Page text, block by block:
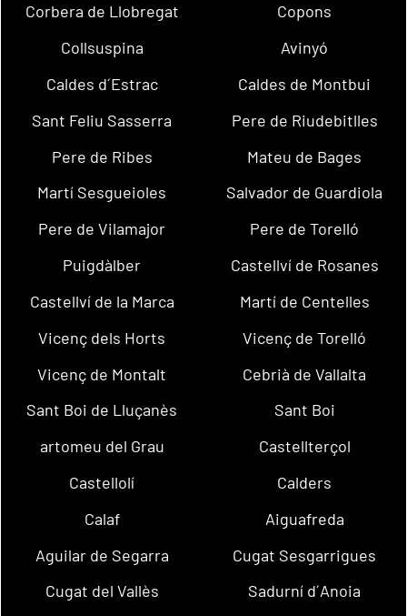
Corbera de Llobregat
Copons
Collsuspina
Avinyó
Caldes d´Estrac
Caldes de Montbui
Sant Feliu Sasserra
Pere de Riudebitlles
Pere de Ribes
Mateu de Bages
Martí Sesgueioles
Salvador de Guardiola
Pere de Vilamajor
Pere de Torelló
Puigdàlber
Castellví de Rosanes
Castellví de la Marca
Martí de Centelles
Vicenç dels Horts
Vicenç de Torelló
Vicenç de Montalt
Cebrià de Vallalta
Sant Boi de Lluçanès
Sant Boi
artomeu del Grau
Castellterçol
Castellolí
Calders
Calaf
Aiguafreda
Aguilar de Segarra
Cugat Sesgarrigues
Cugat del Vallès
Sadurní d´Anoia